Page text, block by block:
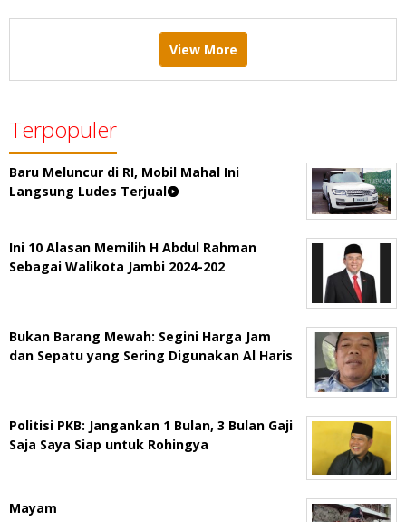
View More
Terpopuler
Baru Meluncur di RI, Mobil Mahal Ini
Langsung Ludes Terjual
Ini 10 Alasan Memilih H Abdul Rahman
Sebagai Walikota Jambi 2024-202
Bukan Barang Mewah: Segini Harga Jam
dan Sepatu yang Sering Digunakan Al Haris
Politisi PKB: Jangankan 1 Bulan, 3 Bulan Gaji
Saja Saya Siap untuk Rohingya
Mayam